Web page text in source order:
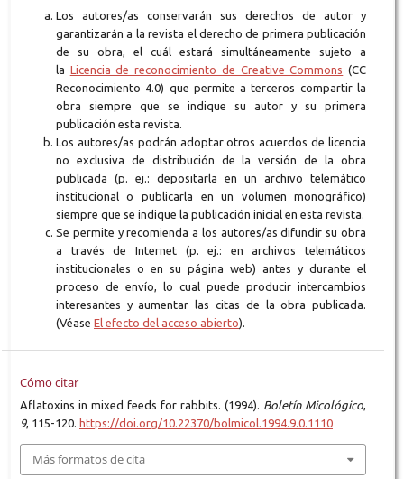
Los autores/as conservarán sus derechos de autor y
garantizarán a la revista el derecho de primera publicación
de su obra, el cuál estará simultáneamente sujeto a
la Licencia de reconocimiento de Creative Commons (CC
Reconocimiento 4.0) que permite a terceros compartir la
obra siempre que se indique su autor y su primera
publicación esta revista.
Los autores/as podrán adoptar otros acuerdos de licencia
no exclusiva de distribución de la versión de la obra
publicada (p. ej.: depositarla en un archivo telemático
institucional o publicarla en un volumen monográfico)
siempre que se indique la publicación inicial en esta revista.
Se permite y recomienda a los autores/as difundir su obra
a través de Internet (p. ej.: en archivos telemáticos
institucionales o en su página web) antes y durante el
proceso de envío, lo cual puede producir intercambios
interesantes y aumentar las citas de la obra publicada.
(Véase El efecto del acceso abierto).
Cómo citar
Aflatoxins in mixed feeds for rabbits. (1994). Boletín Micológico,
9, 115-120. https://doi.org/10.22370/bolmicol.1994.9.0.1110
Más formatos de cita